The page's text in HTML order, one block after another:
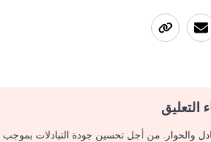
والحوار. من أجل تحسين جودة التبادلات